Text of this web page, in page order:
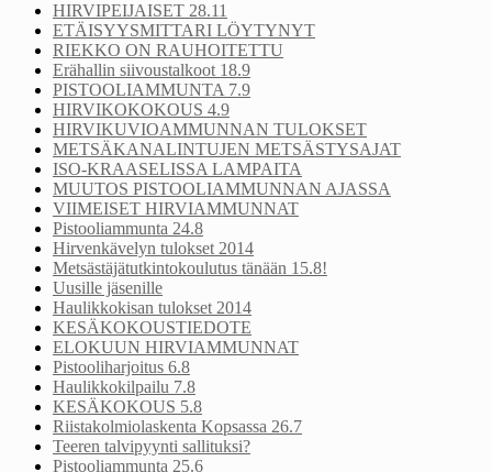
HIRVIPEIJAISET 28.11
ETÄISYYSMITTARI LÖYTYNYT
RIEKKO ON RAUHOITETTU
Erähallin siivoustalkoot 18.9
PISTOOLIAMMUNTA 7.9
HIRVIKOKOKOUS 4.9
HIRVIKUVIOAMMUNNAN TULOKSET
METSÄKANALINTUJEN METSÄSTYSAJAT
ISO-KRAASELISSA LAMPAITA
MUUTOS PISTOOLIAMMUNNAN AJASSA
VIIMEISET HIRVIAMMUNNAT
Pistooliammunta 24.8
Hirvenkävelyn tulokset 2014
Metsästäjätutkintokoulutus tänään 15.8!
Uusille jäsenille
Haulikkokisan tulokset 2014
KESÄKOKOUSTIEDOTE
ELOKUUN HIRVIAMMUNNAT
Pistooliharjoitus 6.8
Haulikkokilpailu 7.8
KESÄKOKOUS 5.8
Riistakolmiolaskenta Kopsassa 26.7
Teeren talvipyynti sallituksi?
Pistooliammunta 25.6